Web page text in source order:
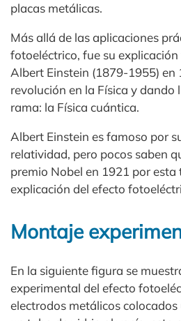
placas metálicas.
Más allá de las aplicaciones
fotoeléctrico, fue su
Albert Einstein (1879-1955) en
revolución en la Física y dando
rama: la Física cuántica.
Albert Einstein es famoso por
relatividad, pero pocos saben
premio Nobel en 1921 por esta
explicación del efecto
Montaje
En la siguiente figura se
experimental del efecto
electrodos metálicos